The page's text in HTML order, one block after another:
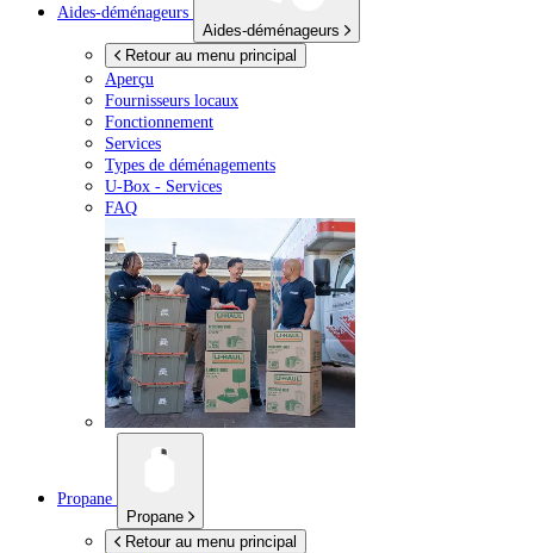
Aides-déménageurs
Aides-déménageurs
Retour au menu principal
Aperçu
Fournisseurs locaux
Fonctionnement
Services
Types de déménagements
U-Box - Services
FAQ
Propane
Propane
Retour au menu principal